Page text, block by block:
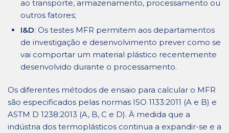
ao transporte, armazenamento, processamento ou
outros fatores;
I&D: Os testes MFR permitem aos departamentos
de investigação e desenvolvimento prever como se
vai comportar um material plástico recentemente
desenvolvido durante o processamento.
Os diferentes métodos de ensaio para calcular o MFR
são especificados pelas normas ISO 1133:2011 (A e B) e
ASTM D 1238:2013 (A, B, C e D). À medida que a
indústria dos termoplásticos continua a expandir-se e a